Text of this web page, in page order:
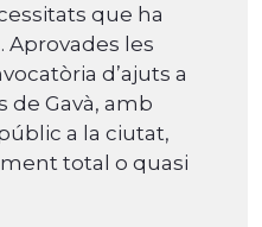
que ha
Aprovades les
d’ajuts a
Gavà, amb
a la ciutat,
total o quasi